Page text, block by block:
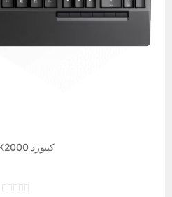
کیبورد NK2000 رپو